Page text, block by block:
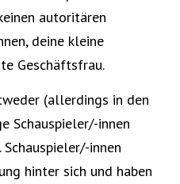
autoritären
deine kleine
Geschäftsfrau.
(allerdings in den
Schauspieler/-innen
innen
hinter sich und haben